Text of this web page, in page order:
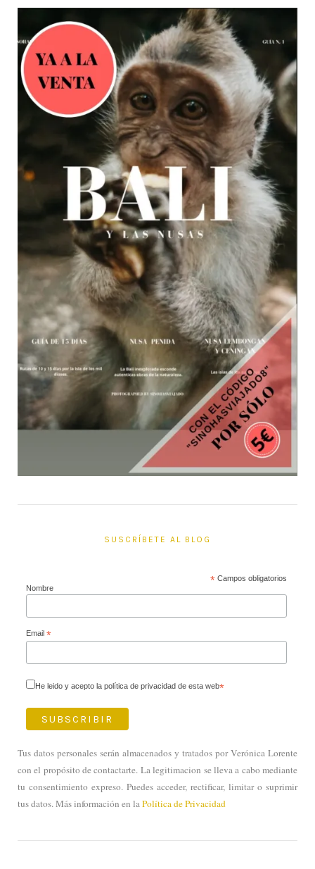
SUSCRÍBETE AL BLOG
*Campos obligatorios
Nombre
Email *
He leido y acepto la política de privacidad de esta web*
Tus datos personales serán almacenados y tratados por Verónica Lorente
con el propósito de contactarte. La legitimacion se lleva a cabo mediante
tu consentimiento expreso. Puedes acceder, rectificar, limitar o suprimir
tus datos. Más información en laPolítica de Privacidad